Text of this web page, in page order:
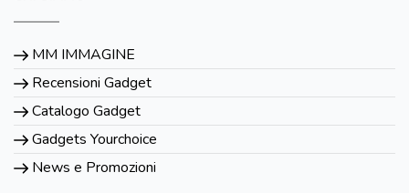
MM IMMAGINE
Recensioni Gadget
Catalogo Gadget
Gadgets Yourchoice
News e Promozioni